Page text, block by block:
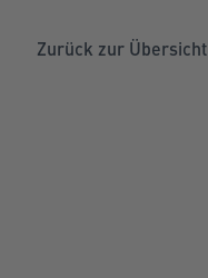
Zurück zur Übersicht